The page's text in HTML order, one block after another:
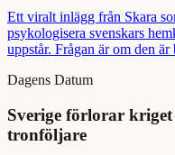
Ett viralt inlägg från Skara
psykologisera svenskars
uppstår. Frågan är om den är
Dagens Datum
Sverige förlorar
tronföljare